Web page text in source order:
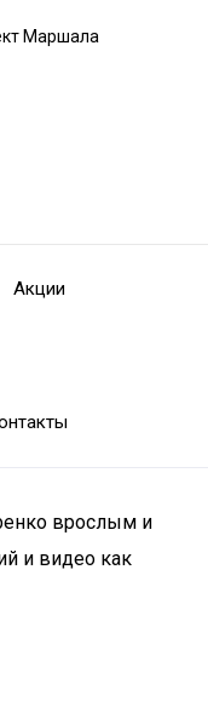
Маршала
Акции
врослым и
и видео как